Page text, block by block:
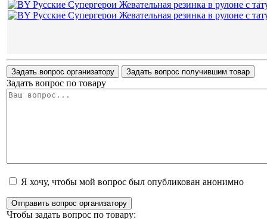
Задать вопрос организатору Задать вопрос получившим товар
Задать вопрос по товару
Я хочу, чтобы мой вопрос был опубликован анонимно
Отправить вопрос организатору
Чтобы задать вопрос по товару: